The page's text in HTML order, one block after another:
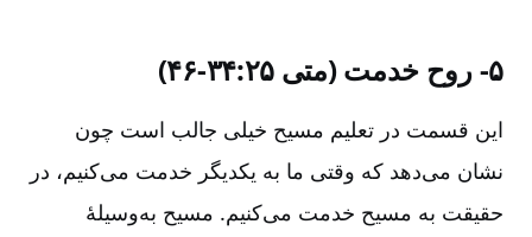
۵-‏ روح خدمت (متی ۲۵:‏۳۴-‏۴۶)
این قسمت در تعلیم مسیح خیلی جالب است چون
نشان می‌دهد که وقتی ما به یکدیگر خدمت می‌کنیم‌، در
حقیقت به مسیح خدمت می‌کنیم‌. مسیح به‌وسیلۀ